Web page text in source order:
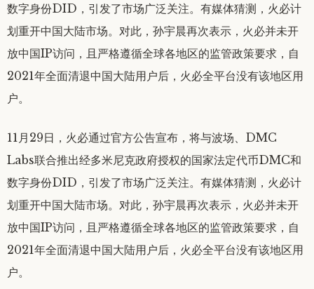
数字身份DID，引发了市场广泛关注。有媒体猜测，火必计
划重开中国大陆市场。对此，孙宇晨再次表示，火必并未开
放中国IP访问，且严格遵循全球各地区的监管政策要求，自
2021年全面清退中国大陆用户后，火必全平台没有该地区用
户。
11月29日，火必通过官方公告宣布，将与波场、DMC
Labs联合推出经多米尼克政府授权的国家法定代币DMC和
数字身份DID，引发了市场广泛关注。有媒体猜测，火必计
划重开中国大陆市场。对此，孙宇晨再次表示，火必并未开
放中国IP访问，且严格遵循全球各地区的监管政策要求，自
2021年全面清退中国大陆用户后，火必全平台没有该地区用
户。